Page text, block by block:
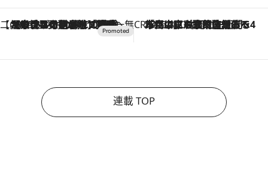
【CREA×星野リゾート】唯一無二。癒しと発見が待つ場所へ
2026.8.7
【トンボの足水浴】ヒノキの香りに包まれて涼感マックス！約13℃の湧水かけ流しを避暑地「星野温泉 トンボの湯」で体験 CREA'S CHOICE
2026.8.7
「立川にも歌舞伎があるんだよ」 片岡仁左衛門・市川中車ら豪華座組みで4年目の立川立飛歌舞伎へ
連載 TOP